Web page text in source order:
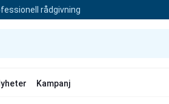
rådgivning
Kampanj